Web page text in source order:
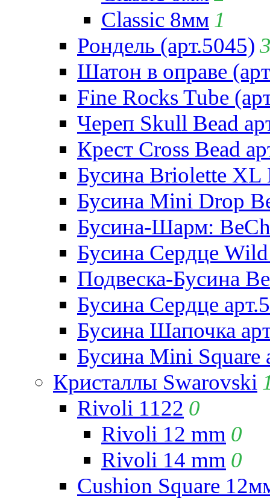
Classic 8мм 1
Рондель (арт.5045)
Шатон в оправе
Fine Rocks Tube
Череп Skull Bead
Крест Cross Bead
Бусина Briolette XL
Бусина Mini Drop
Бусина-Шарм:
Бусина Сердце
Подвеска-Бусина
Бусина Сердце
Бусина Шапочка
Бусина Mini Square
Кристаллы Swarovski
Rivoli 1122 0
Rivoli 12 mm 0
Rivoli 14 mm 0
Cushion Square